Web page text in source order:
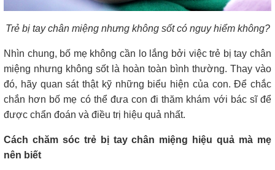
Trẻ bị tay chân miệng nhưng không sốt có nguy hiểm không?
Nhìn chung, bố mẹ không cần lo lắng bởi việc trẻ bị tay chân
miệng nhưng không sốt là hoàn toàn bình thường. Thay vào
đó, hãy quan sát thật kỹ những biểu hiện của con. Để chắc
chắn hơn bố mẹ có thể đưa con đi thăm khám với bác sĩ để
được chẩn đoán và điều trị hiệu quả nhất.
Cách chăm sóc trẻ bị tay chân miệng hiệu quả mà mẹ
nên biết